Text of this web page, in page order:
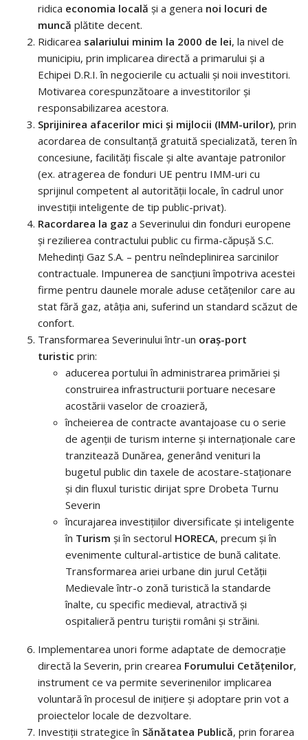
ridica economia locală şi a genera noi locuri de
muncă plătite decent.
Ridicarea salariului minim la 2000 de lei, la nivel de
municipiu, prin implicarea directă a primarului şi a
Echipei D.R.I. în negocierile cu actualii şi noii investitori.
Motivarea corespunzătoare a investitorilor şi
responsabilizarea acestora.
Sprijinirea afacerilor mici şi mijlocii (IMM-urilor), prin
acordarea de consultanță gratuită specializată, teren în
concesiune, facilități fiscale şi alte avantaje patronilor
(ex. atragerea de fonduri UE pentru IMM-uri cu
sprijinul competent al autorităţii locale, în cadrul unor
investiţii inteligente de tip public-privat).
Racordarea la gaz a Severinului din fonduri europene
şi rezilierea contractului public cu firma-căpușă S.C.
Mehedinți Gaz S.A. – pentru neîndeplinirea sarcinilor
contractuale. Impunerea de sancţiuni împotriva acestei
firme pentru daunele morale aduse cetăţenilor care au
stat fără gaz, atâţia ani, suferind un standard scăzut de
confort.
Transformarea Severinului într-un oraş-port
turistic prin:
aducerea portului în administrarea primăriei şi
construirea infrastructurii portuare necesare
acostării vaselor de croazieră,
încheierea de contracte avantajoase cu o serie
de agenţii de turism interne şi internaţionale care
tranzitează Dunărea, generând venituri la
bugetul public din taxele de acostare-staționare
şi din fluxul turistic dirijat spre Drobeta Turnu
Severin
încurajarea investițiilor diversificate şi inteligente
în Turism și în sectorul HORECA, precum şi în
evenimente cultural-artistice de bună calitate.
Transformarea ariei urbane din jurul Cetăţii
Medievale într-o zonă turistică la standarde
înalte, cu specific medieval, atractivă şi
ospitalieră pentru turiştii români şi străini.
Implementarea unori forme adaptate de democrație
directă la Severin, prin crearea Forumului Cetăţenilor,
instrument ce va permite severinenilor implicarea
voluntară în procesul de iniţiere și adoptare prin vot a
proiectelor locale de dezvoltare.
Investiții strategice în Sănătatea Publică, prin forarea